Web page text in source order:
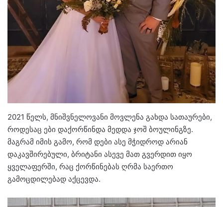
2021 წელს, მნიშვნელოვანი მოვლენა გახდა სათაურები,
როდესაც ები დაქორწინდა მედდა ჯოშ ბოულინგზე.
მაგრამ იმის გამო, რომ დები ასე მჭიდროდ არიან
დაკავშირებული, ბრიტანი ასევე მათ გვერდით იყო
ყველაფერში, რაც ქორწინებას ღრმა საერთო
გამოცდილებად აქცევდა.